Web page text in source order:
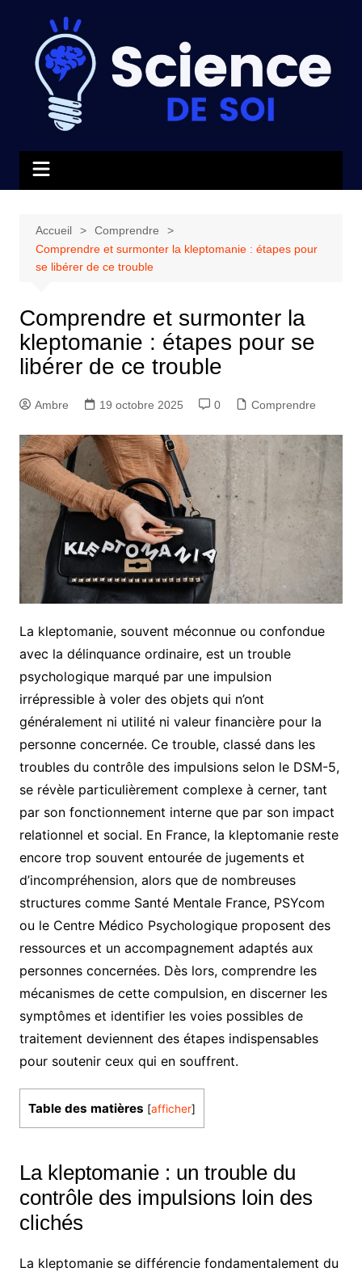
contenu
Accueil
Comprendre
Comprendre et surmonter la kleptomanie : étapes pour
se libérer de ce trouble
Comprendre et surmonter la
kleptomanie : étapes pour se
libérer de ce trouble
Ambre 19 octobre 2025 0 Comprendre
La kleptomanie, souvent méconnue ou confondue
avec la délinquance ordinaire, est un trouble
psychologique marqué par une impulsion
irrépressible à voler des objets qui n’ont
généralement ni utilité ni valeur financière pour la
personne concernée. Ce trouble, classé dans les
troubles du contrôle des impulsions selon le DSM-5,
se révèle particulièrement complexe à cerner, tant
par son fonctionnement interne que par son impact
relationnel et social. En France, la kleptomanie reste
encore trop souvent entourée de jugements et
d’incompréhension, alors que de nombreuses
structures comme Santé Mentale France, PSYcom
ou le Centre Médico Psychologique proposent des
ressources et un accompagnement adaptés aux
personnes concernées. Dès lors, comprendre les
mécanismes de cette compulsion, en discerner les
symptômes et identifier les voies possibles de
traitement deviennent des étapes indispensables
pour soutenir ceux qui en souffrent.
Table des matières [afficher]
La kleptomanie : un trouble du
contrôle des impulsions loin des
clichés
La kleptomanie se différencie fondamentalement du